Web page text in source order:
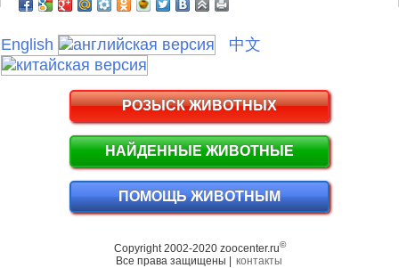
English 中文
РОЗЫСК ЖИВОТНЫХ
НАЙДЕННЫЕ ЖИВОТНЫЕ
ПОМОЩЬ ЖИВОТНЫМ
Copyright 2002-2020 zoocenter.ru©
Все права защищены | контакты